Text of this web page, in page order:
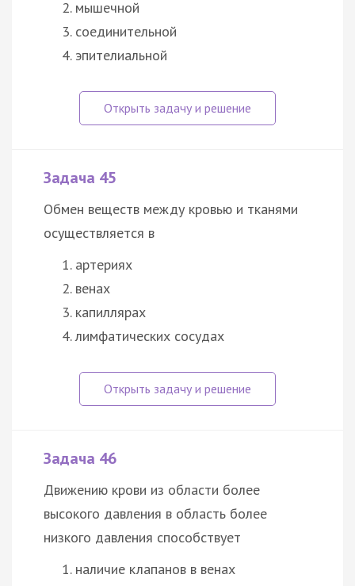
мышечной
соединительной
эпителиальной
Задача 45
Обмен веществ между кровью и тканями
осуществляется в
артериях
венах
капиллярах
лимфатических сосудах
Задача 46
Движению крови из области более
высокого давления в область более
низкого давления способствует
наличие клапанов в венах